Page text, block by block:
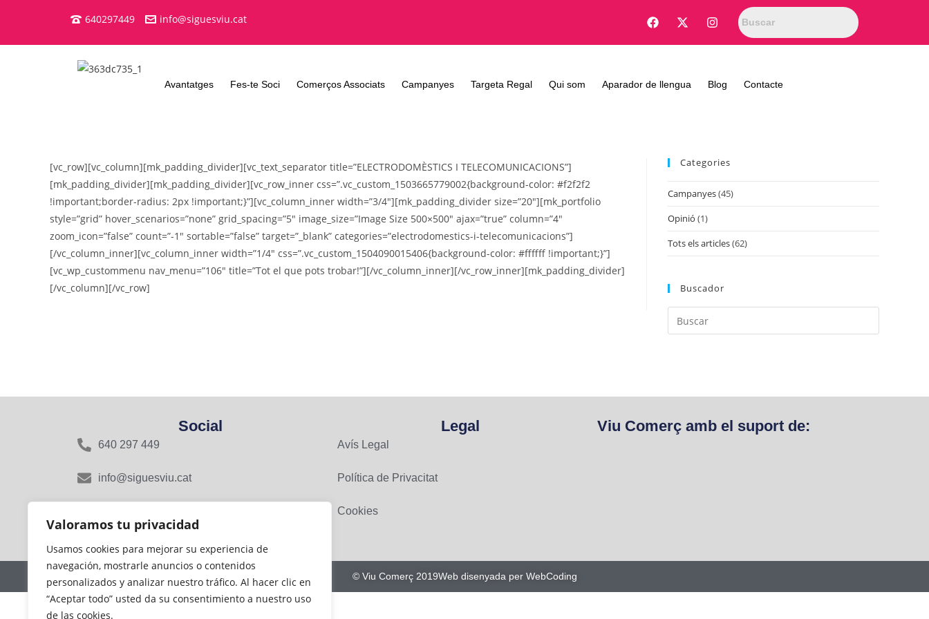
Valoramos tu privacidad
Usamos cookies para mejorar su experiencia de
navegación, mostrarle anuncios o contenidos
personalizados y analizar nuestro tráfico. Al hacer clic en
“Aceptar todo” usted da su consentimiento a nuestro uso
de las cookies.
640297449 info@siguesviu.cat
Avantatges Fes-te Soci Comerços Associats Campanyes Targeta Regal Qui som Aparador de llengua Blog Contacte
[vc_row][vc_column][mk_padding_divider][vc_text_separator title=”ELECTRODOMÈSTICS I TELECOMUNICACIONS”]
[mk_padding_divider][mk_padding_divider][vc_row_inner css=”.vc_custom_1503665779002{background-color: #f2f2f2
!important;border-radius: 2px !important;}”][vc_column_inner width=”3/4″][mk_padding_divider size=”20″][mk_portfolio
style=”grid” hover_scenarios=”none” grid_spacing=”5″ image_size=”Image Size 500×500″ ajax=”true” column=”4″
zoom_icon=”false” count=”-1″ sortable=”false” target=”_blank” categories=”electrodomestics-i-telecomunicacions”]
[/vc_column_inner][vc_column_inner width=”1/4″ css=”.vc_custom_1504090015406{background-color: #ffffff !important;}”]
[vc_wp_custommenu nav_menu=”106″ title=”Tot el que pots trobar!”][/vc_column_inner][/vc_row_inner][mk_padding_divider]
[/vc_column][/vc_row]
Categories
Campanyes(45)
Opinió (1)
Tots els articles(62)
Buscador
Social
640 297 449
info@siguesviu.cat
Geltrú, Barcelona
Legal
Avís Legal
Política de Privacitat
Cookies
Viu Comerç amb el suport de:
© Viu Comerç 2019Web disenyada per WebCoding